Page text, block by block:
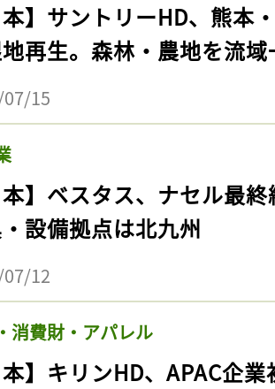
本】サントリーHD、熊本
再生。森林・農地を流
15
本】ベスタス、ナセル最
設備拠点は北九州
12
消費財・アパレル
本】キリンHD、APAC企